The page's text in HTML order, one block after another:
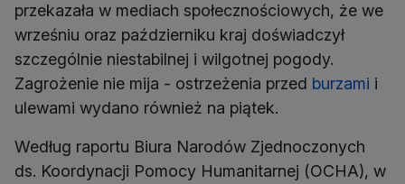
przekazała w mediach społecznościowych, że we
wrześniu oraz październiku kraj doświadczył
szczególnie niestabilnej i wilgotnej pogody.
Zagrożenie nie mija - ostrzeżenia przed burzami i
ulewami wydano również na piątek.
Według raportu Biura Narodów Zjednoczonych
ds. Koordynacji Pomocy Humanitarnej (OCHA), w